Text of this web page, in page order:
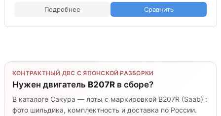
Подробнее Сравнить
КОНТРАКТНЫЙ ДВС С ЯПОНСКОЙ РАЗБОРКИ
Нужен двигатель B207R в сборе?
В каталоге Сакура — лоты с маркировкой B207R (Saab) :
фото шильдика, комплектность и доставка по России.